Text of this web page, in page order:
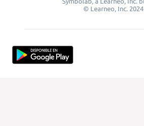
© Learneo, Inc. 2024